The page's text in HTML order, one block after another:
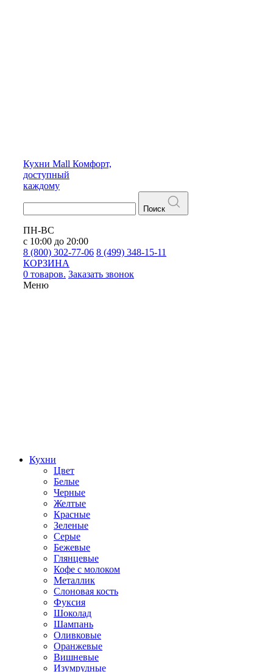
Кухни Mall Комфорт,
доступный
каждому
Поиск
ПН-ВС
с 10:00 до 20:00
8 (800) 302-77-06 8 (499) 348-15-11
КОРЗИНА
0 товаров. Заказать звонок
Меню
Кухни
Цвет
Белые
Черные
Желтые
Красные
Зеленые
Серые
Бежевые
Глянцевые
Кофе с молоком
Металлик
Слоновая кость
Фуксия
Шоколад
Шампань
Оливковые
Оранжевые
Вишневые
Изумрудные